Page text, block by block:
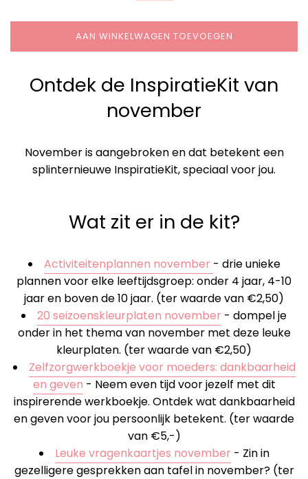
AAN WINKELWAGEN TOEVOEGEN
Ontdek de InspiratieKit van
november
November is aangebroken en dat betekent een
splinternieuwe InspiratieKit, speciaal voor jou.
Wat zit er in de kit?
Activiteitenplannen november - drie unieke
plannen voor elke leeftijdsgroep: onder 4 jaar, 4-10
jaar en boven de 10 jaar. (ter waarde van €2,50)
20 seizoenskleurplaten november - dompel je
onder in het thema van november met deze leuke
kleurplaten. (ter waarde van €2,50)
Zelfzorgwerkboekje voor moeders: dankbaarheid
en geven - Neem even tijd voor jezelf met dit
inspirerende werkboekje. Ontdek wat dankbaarheid
en geven voor jou persoonlijk betekent. (ter waarde
van €5,-)
Leuke vragenkaartjes november - Zin in
gezelligere gesprekken aan tafel in november? (ter